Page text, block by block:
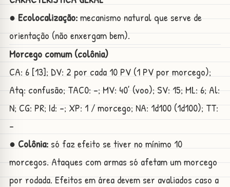
● Ecolocalização:mecanismo natural que serve de
orientação (não enxergam bem).
Morcego comum (colônia)
CA: 6 [13]; DV: 2 por cada 10 PV (1 PV por morcego);
Atq: confusão; TAC0: -; MV: 40’ (voo); SV: 15; ML: 6; Al:
N; CG: PR; Id: -; XP: 1 / morcego; NA: 1d100 (1d100); TT:
-
● Colônia:só faz efeito se tiver no mínimo 10
morcegos. Ataques com armas só afetam um morcego
por rodada. Efeitos em área devem ser avaliados caso a